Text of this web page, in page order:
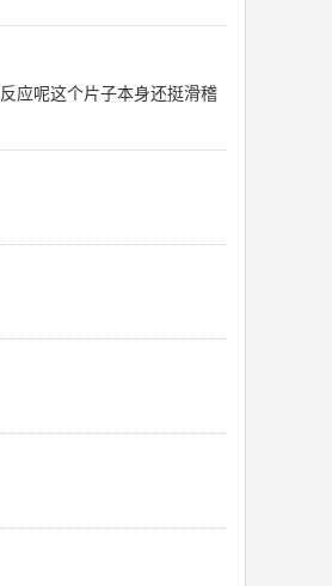
应呢这个片子本身还挺滑稽